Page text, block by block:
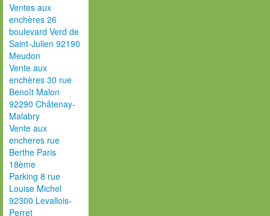
Ventes aux
enchères 26
boulevard Verd de
Saint-Julien 92190
Meudon
Vente aux
enchères 30 rue
Benoît Malon
92290 Châtenay-
Malabry
Vente aux
encheres rue
Berthe Paris
18ème
Parking 8 rue
Louise Michel
92300 Levallois-
Perret